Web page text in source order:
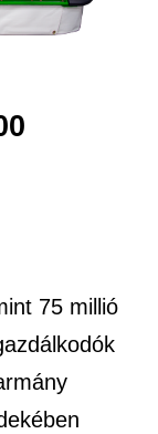
75 millió